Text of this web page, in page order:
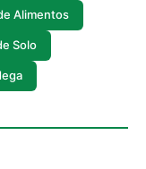
Alimentos
Solo